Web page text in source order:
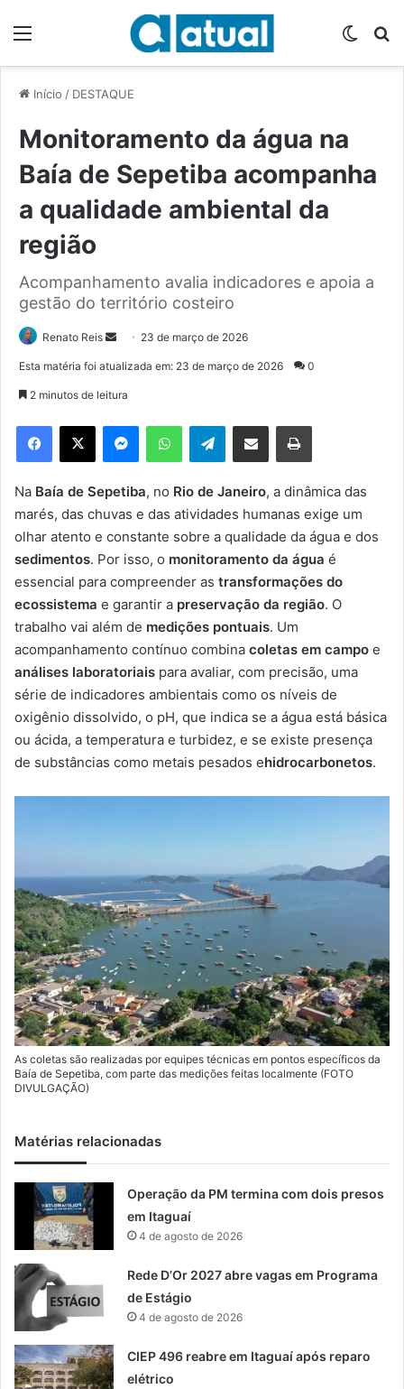
Início / DESTAQUE
Monitoramento da água na
Baía de Sepetiba acompanha
a qualidade ambiental da
região
Acompanhamento avalia indicadores e apoia a
gestão do território costeiro
Renato Reis
d
e
u
m
e
-
m
a
23 de março de 2026
Esta matéria foi atualizada em: 23 de março de 2026 0
2 minutos de leitura
Telegram
Na Baía de Sepetiba, no Rio de Janeiro, a dinâmica das
marés, das chuvas e das atividades humanas exige um
olhar atento e constante sobre a qualidade da água e dos
sedimentos. Por isso, o monitoramento da água é
essencial para compreender as transformações do
ecossistema e garantir a preservação da região. O
trabalho vai além de medições pontuais. Um
acompanhamento contínuo combina coletas em campo e
análises laboratoriais para avaliar, com precisão, uma
série de indicadores ambientais como os níveis de
oxigênio dissolvido, o pH, que indica se a água está básica
ou ácida, a temperatura e turbidez, e se existe presença
de substâncias como metais pesados ehidrocarbonetos.
As coletas são realizadas por equipes técnicas em pontos específicos da
Baía de Sepetiba, com parte das medições feitas localmente (FOTO
DIVULGAÇÃO)
Matérias relacionadas
Operação da PM termina com dois presos
em Itaguaí
4 de agosto de 2026
Rede D’Or 2027 abre vagas em Programa
de Estágio
4 de agosto de 2026
CIEP 496 reabre em Itaguaí após reparo
elétrico